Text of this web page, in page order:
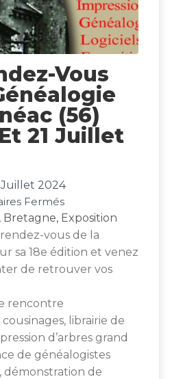
Vous
(56)
21 Juillet
2024
FermésSur
Les
Rendez-
Vous
De
La
(56)
Les
20
Et
Bretagne, Exposition
vous de la
sa 18e édition et venez
de retrouver vos
rencontre
librairie de
d’arbres grand
de généalogistes
démonstration de